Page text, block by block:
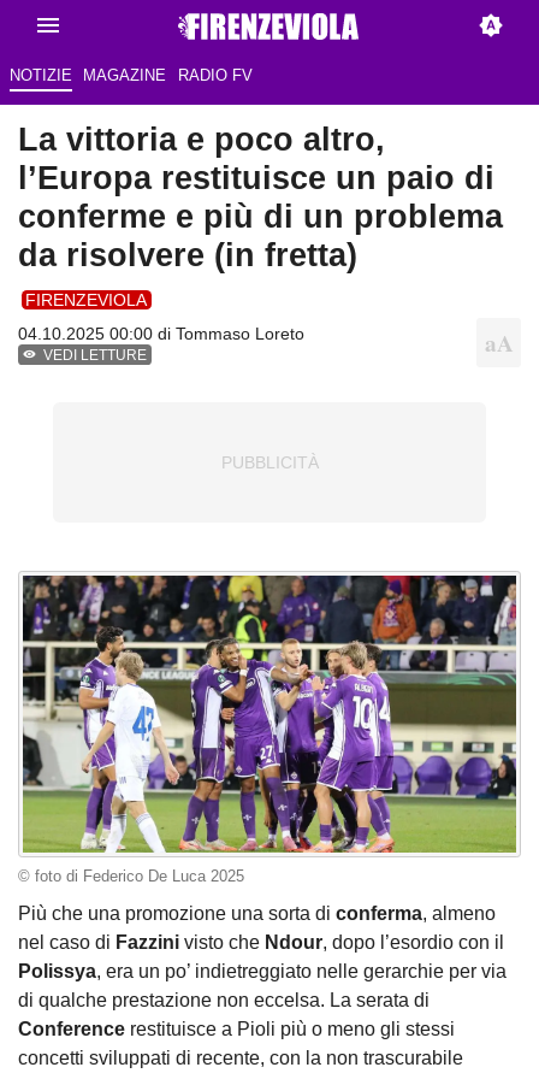
NOTIZIE MAGAZINE RADIO FV
La vittoria e poco altro,
l’Europa restituisce un paio di
conferme e più di un problema
da risolvere (in fretta)
FIRENZEVIOLA
04.10.2025 00:00 di Tommaso Loreto
VEDI LETTURE
© foto di Federico De Luca 2025
Più che una promozione una sorta di conferma, almeno
nel caso di Fazzini visto che Ndour, dopo l’esordio con il
Polissya, era un po’ indietreggiato nelle gerarchie per via
di qualche prestazione non eccelsa. La serata di
Conference restituisce a Pioli più o meno gli stessi
concetti sviluppati di recente, con la non trascurabile